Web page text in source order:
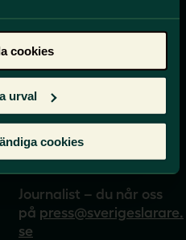
cookies
urval
cookies
Press
Journalist – du når oss
på press@sverigeslarare.
se